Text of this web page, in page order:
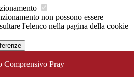
non possono essere
l'elenco nella pagina della cookie
Comprensivo Pray